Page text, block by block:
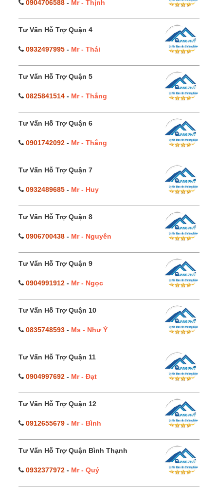
0904706588 - Mr - Thịnh
Tư Vấn Hỗ Trợ Quận 4
0932497995 - Mr - Thái
Tư Vấn Hỗ Trợ Quận 5
0825841514 - Mr - Thắng
Tư Vấn Hỗ Trợ Quận 6
0901742092 - Mr - Thắng
Tư Vấn Hỗ Trợ Quận 7
0932489685 - Mr - Huy
Tư Vấn Hỗ Trợ Quận 8
0906700438 - Mr - Nguyên
Tư Vấn Hỗ Trợ Quận 9
0904991912 - Mr - Ngọc
Tư Vấn Hỗ Trợ Quận 10
0835748593 - Ms - Như Ý
Tư Vấn Hỗ Trợ Quận 11
0904997692 - Mr - Đạt
Tư Vấn Hỗ Trợ Quận 12
0912655679 - Mr - Bình
Tư Vấn Hỗ Trợ Quận Bình Thạnh
0932377972 - Mr - Quý